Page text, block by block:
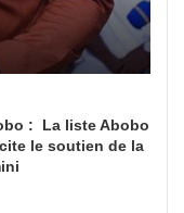
: La liste Abobo
le soutien de la